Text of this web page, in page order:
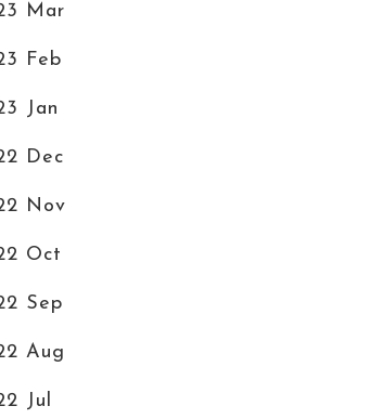
Mar
Feb
Jan
Dec
Nov
Oct
Sep
Aug
Jul